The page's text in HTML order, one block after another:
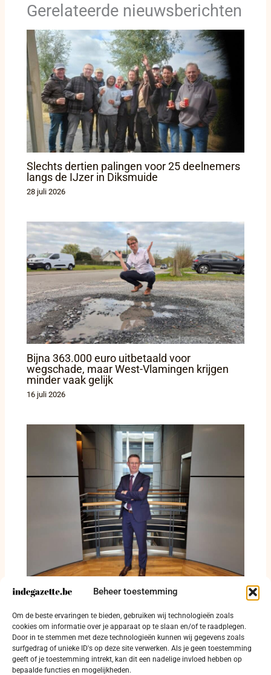
Beheer toestemming
Om de beste ervaringen te bieden, gebruiken wij technologieën zoals
cookies om informatie over je apparaat op te slaan en/of te raadplegen.
Door in te stemmen met deze technologieën kunnen wij gegevens zoals
surfgedrag of unieke ID's op deze site verwerken. Als je geen toestemming
geeft of je toestemming intrekt, kan dit een nadelige invloed hebben op
bepaalde functies en mogelijkheden.
Gerelateerde nieuwsberichten
Slechts dertien palingen voor 25 deelnemers
langs de IJzer in Diksmuide
28 juli 2026
Bijna 363.000 euro uitbetaald voor
wegschade, maar West-Vlamingen krijgen
minder vaak gelijk
16 juli 2026
Kurt Himpe verbaast West-Vlaanderen met
dossierkennis van fietslicht tot
reddingsdrone
16 juli 2026